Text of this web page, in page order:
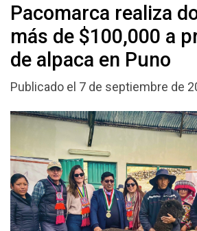
Pacomarca realiza
más de $100,000 a
de alpaca en Puno
Publicado el 7 de septiembre de